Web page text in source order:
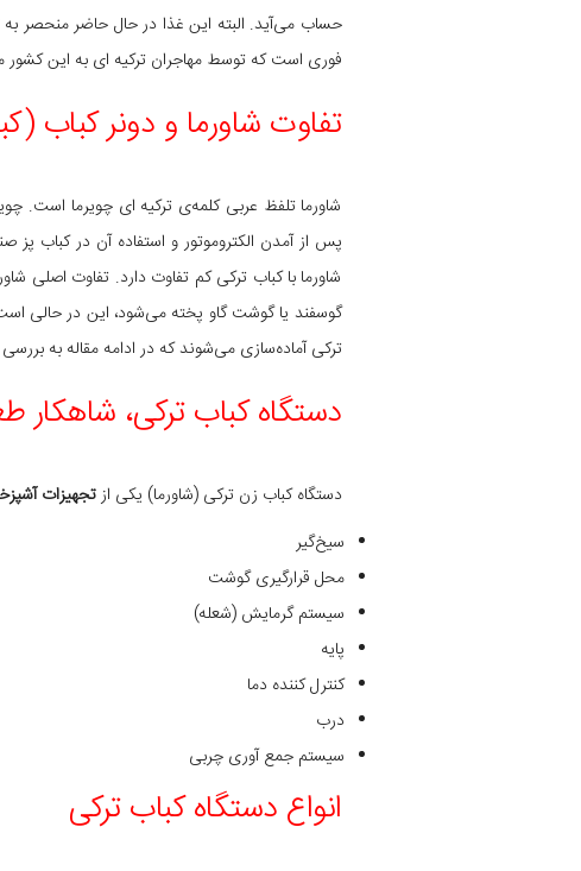
حساب می‌آید. البته این غذا در حال حاضر منحصر به
فوری است که توسط مهاجران ترکیه ای به این
تفاوت شاورما و دونر کباب
شاورما تلفظ عربی کلمه‌ی ترکیه ای چویرما است.
پس از آمدن الکتروموتور و استفاده آن در کباب
شاورما با کباب ترکی کم تفاوت دارد. تفاوت اصلی
گوسفند یا گوشت گاو پخته می‌شود، این در حالی
ترکی آماده‌سازی می‌شوند که در ادامه مقاله به
دستگاه کباب ترکی،
دستگاه کباب زن ترکی (شاورما) یکی ازتجهیزات
سیخ‌گیر
محل قرارگیری گوشت
سیستم گرمایش (شعله)
پایه
کنترل کننده دما
درب
سیستم جمع آوری چربی
انواع دستگاه کباب ترکی